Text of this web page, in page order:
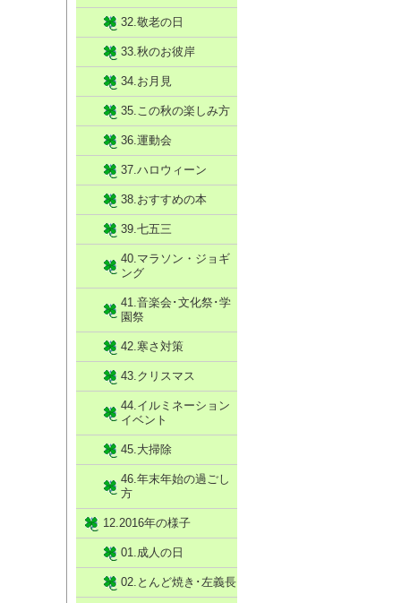
32.敬老の日
33.秋のお彼岸
34.お月見
35.この秋の楽しみ方
36.運動会
37.ハロウィーン
38.おすすめの本
39.七五三
40.マラソン・ジョギ
ング
41.音楽会･文化祭･学
園祭
42.寒さ対策
43.クリスマス
44.イルミネーション
イベント
45.大掃除
46.年末年始の過ごし
方
12.2016年の様子
01.成人の日
02.とんど焼き･左義長